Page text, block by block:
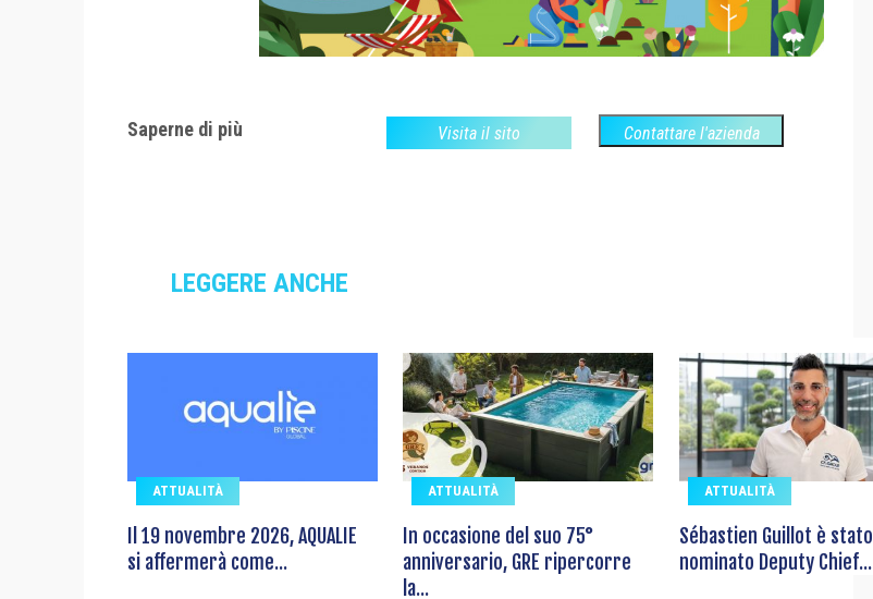
Saperne di più Visita il sito Contattare l'azienda
LEGGERE ANCHE
ATTUALITÀ
Il 19 novembre 2026, AQUALIE
si affermerà come...
ATTUALITÀ
In occasione del suo 75°
anniversario, GRE ripercorre
la...
ATTUALITÀ
Sébastien Guillot è stato
nominato Deputy Chief...